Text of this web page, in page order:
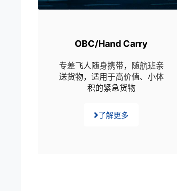
OBC/Hand Carry
专差飞人随身携带，随航班亲
送货物，适用于高价值、小体
积的紧急货物
了解更多